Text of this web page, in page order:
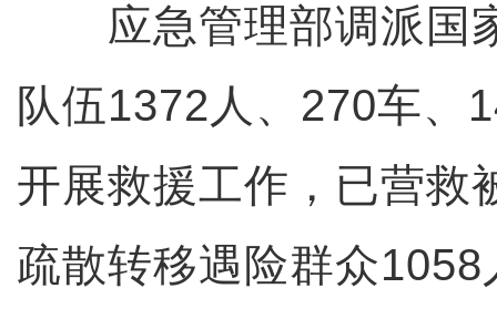
应急管理部调派国
队伍1372人、270车、
开展救援工作，已营救
疏散转移遇险群众